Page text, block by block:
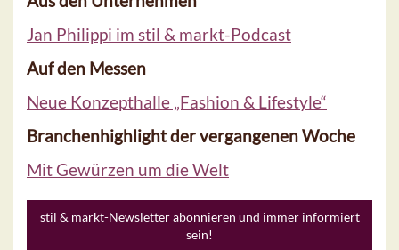
Jan Philippi im stil & markt-Podcast
Auf den Messen
Neue Konzepthalle „Fashion & Lifestyle“
Branchenhighlight der vergangenen Woche
Mit Gewürzen um die Welt
stil & markt-Newsletter abonnieren und immer informiert
sein!